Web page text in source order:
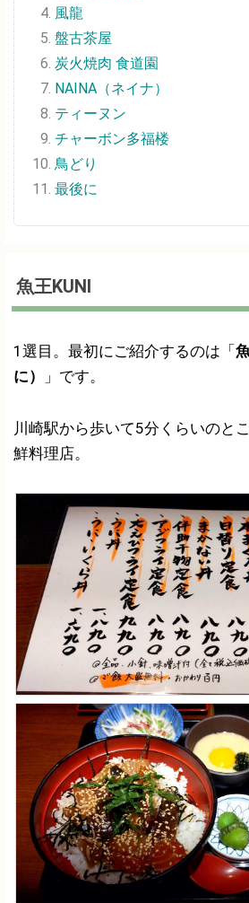
風龍
盤古茶屋
炭火焼肉 食道園
NAINA（ネイナ）
ティーヌン
チャーボン多福楼
鳥どり
最後に
魚王KUNI
1選目。最初にご紹介するのは「
に）
」です。
川崎駅から歩いて5分くらいのと
鮮料理店。